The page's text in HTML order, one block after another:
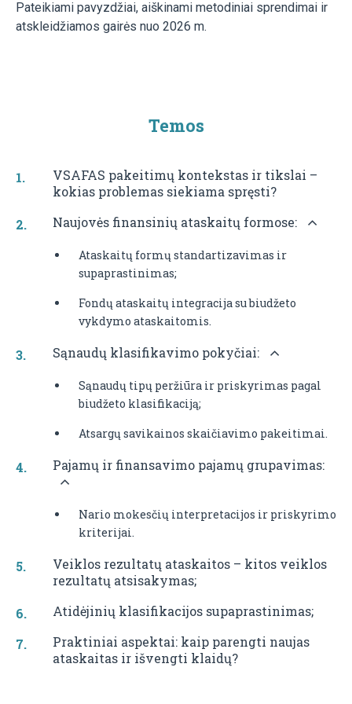
Pateikiami pavyzdžiai, aiškinami metodiniai sprendimai ir
atskleidžiamos gairės nuo 2026 m.
Temos
VSAFAS pakeitimų kontekstas ir tikslai –
kokias problemas siekiama spręsti?
Naujovės finansinių ataskaitų formose:
Ataskaitų formų standartizavimas ir
supaprastinimas;
Fondų ataskaitų integracija su biudžeto
vykdymo ataskaitomis.
Sąnaudų klasifikavimo pokyčiai:
Sąnaudų tipų peržiūra ir priskyrimas pagal
biudžeto klasifikaciją;
Atsargų savikainos skaičiavimo pakeitimai.
Pajamų ir finansavimo pajamų grupavimas:
Nario mokesčių interpretacijos ir priskyrimo
kriterijai.
Veiklos rezultatų ataskaitos – kitos veiklos
rezultatų atsisakymas;
Atidėjinių klasifikacijos supaprastinimas;
Praktiniai aspektai: kaip parengti naujas
ataskaitas ir išvengti klaidų?